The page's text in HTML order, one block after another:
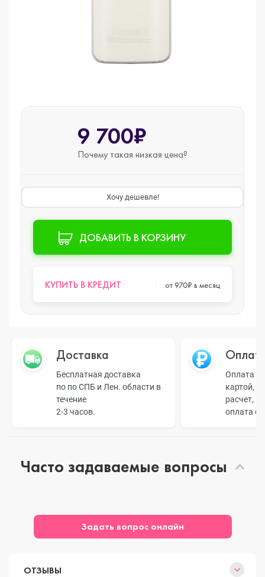
9 700₽
Почему такая низкая цена?
Хочу дешевле!
ДОБАВИТЬ В КОРЗИНУ
КУПИТЬ В КРЕДИТ от 970₽ в месяц
Доставка
Бесплатная доставка
по по СПБ и Лен. области в
течение
2-3 часов.
Оплата
картой,
расчет,
оплата
Часто задаваемые вопросы
Задать вопрос онлайн
ОТЗЫВЫ